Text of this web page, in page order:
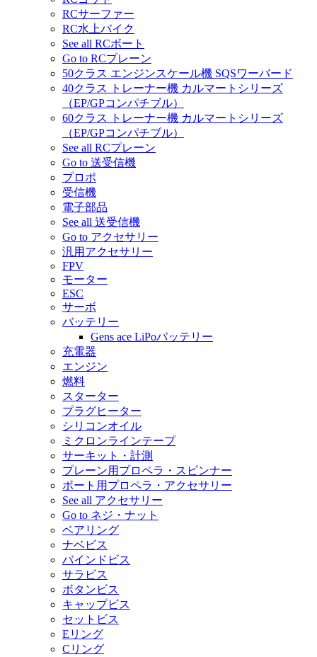
RCサーファー
RC水上バイク
See all RCボート
Go to RCプレーン
50クラス エンジンスケール機 SQSワーバード
40クラス トレーナー機 カルマートシリーズ
（EP/GPコンパチブル）
60クラス トレーナー機 カルマートシリーズ
（EP/GPコンパチブル）
See all RCプレーン
Go to 送受信機
プロポ
受信機
電子部品
See all 送受信機
Go to アクセサリー
汎用アクセサリー
FPV
モーター
ESC
サーボ
バッテリー
Gens ace LiPoバッテリー
充電器
エンジン
燃料
スターター
プラグヒーター
シリコンオイル
ミクロンラインテープ
サーキット・計測
プレーン用プロペラ・スピンナー
ボート用プロペラ・アクセサリー
See all アクセサリー
Go to ネジ・ナット
ベアリング
ナベビス
バインドビス
サラビス
ボタンビス
キャップビス
セットビス
Eリング
Cリング